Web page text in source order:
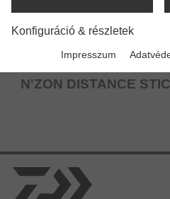
N'ZON DISTANCE
Konfiguráció & részletek
Impresszum